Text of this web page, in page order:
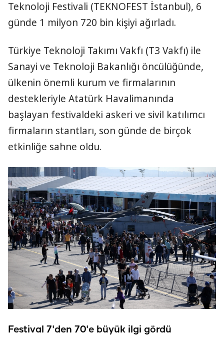
i
o
Teknoloji Festivali (TEKNOFEST İstanbul), 6
günde 1 milyon 720 bin kişiyi ağırladı.
Türkiye Teknoloji Takımı Vakfı (T3 Vakfı) ile
Sanayi ve Teknoloji Bakanlığı öncülüğünde,
ülkenin önemli kurum ve firmalarının
destekleriyle Atatürk Havalimanında
başlayan festivaldeki askeri ve sivil katılımcı
firmaların stantları, son günde de birçok
etkinliğe sahne oldu.
Festival 7'den 70'e büyük ilgi gördü